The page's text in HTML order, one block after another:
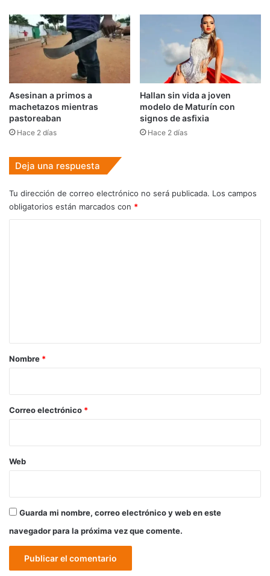
Asesinan a primos a
machetazos mientras
pastoreaban
Hace 2 días
Hallan sin vida a joven
modelo de Maturín con
signos de asfixia
Hace 2 días
Deja una respuesta
Tu dirección de correo electrónico no será publicada. Los campos
obligatorios están marcados con *
r
*
Nombre *
Correo electrónico *
Web
Guarda mi nombre, correo electrónico y web en este
navegador para la próxima vez que comente.